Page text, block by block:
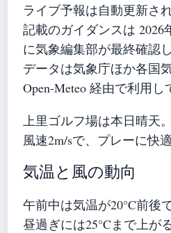
ライブ予報は自動更新され
記載のガイダンスは 2026
に気象編集部が最終確認し
データは気象庁ほか各国
Open-Meteo 経由で利用し
上里ゴルフ場は本日晴天。
風速2m/sで、プレーに快
気温と風の動向
午前中は気温が20°C前後
昼過ぎには25°Cまで上がる